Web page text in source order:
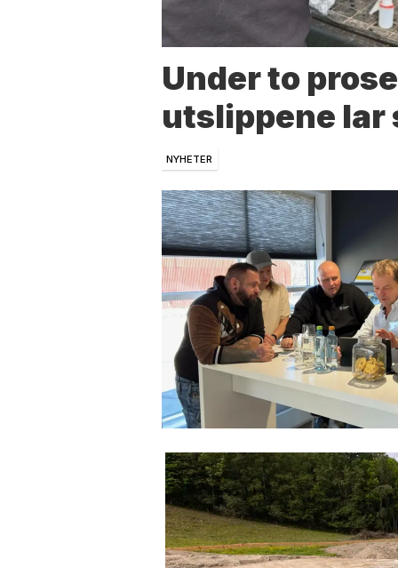
Under to
utslippene lar
NYHETER